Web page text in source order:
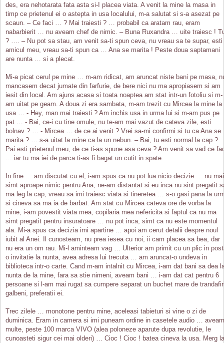
des, era nehotarata fata asta si-I placea viata. A venit la mine la masa in
timp ce prietenul ei o astepta in usa localului, m-a salutat si s-a asezat pe
scaun. – Ce faci … ? Mai traiesti ? … probabil ca aratam rau, eram
nabarbierit … nu aveam chef de nimic. – Buna Ruxandra … uite traiesc !
? …. – Nu pot sa stau, am venit sa-ti spun ceva, nu vreau sa te supar, esti
amicul meu, vreau sa-ti spun ca … Ana se marita ! Peste doua saptamani
are nunta … si a plecat.
Mi-a picat cerul pe mine … m-am ridicat, am aruncat niste bani pe masa,
mancasem decat jumate din farfurie, de bere nici nu ma apropiasem si am
iesit din local. Am ajuns acasa si toata noaptea am stat intr-un fotoliu si m-
am uitat pe geam. A doua zi era sambata, m-am trezit cu Mircea la mine la
usa … - Hey, man mai traiesti ? Am inchis usa in urma lui si m-am pus pe
pat … - Bai, ce-i cu tine omule, nu te-am mai vazut de cateva zile, esti
bolnav ? … - Mircea … de ce ai venit ? Vrei sa-mi confirmi si tu ca Ana se
marita ? … s-a uitat la mine ca la un nebun. – Bai, tu esti normal la cap ?
Pai esti prietenul meu, de ce ti-as spune asa ceva ? Am venit sa vad ce
… iar tu ma iei de parca ti-as fi bagat un cutit in spate.
In fine … am discutat cu el, i-am spus ca nu pot lua nicio decizie … nu mai
simt aproape nimic pentru Ana, ne-am distantat si eu inca nu sint pregatit
ma leg la cap, vreau sa imi traiesc viata si tineretea … s-o gasi pana la
si cineva sa ma ia de barbat. Am stat cu Mircea cateva ore de vorba la
mine, i-am povestit viata mea, copilaria mea nefericita si faptul ca nu ma
simt pregatit pentru insuratoare … nu pot inca, simt ca nu este momentul
ala. Mi-a spus ca decizia imi apartine … apoi am cerut detalii despre noul
iubit al Anei. Il cunosteam, nu prea iesea cu noi, ii cam placea sa bea, dar
nu era un om rau. Mi-l aminteam vag … Ulterior am primit cu un plic in
o invitatie la nunta, avea adresa lui trecuta … am aruncat-o undeva in
biblioteca intr-o carte. Cand m-am intalnit cu Mircea, i-am dat bani sa dea
nunta de la mine, fara sa stie nimeni, aveam bani … i-am dat cat pentru 6
persoane si l-am mai rugat sa cumpere separat un buchet mare de
galbeni, preferatii ei.
Trec zilele … monotone pentru mine, aceleasi tabieturi si vine o zi de
duminica. Eram in camera si imi puneam ordine in casetele audio … aveam
multe, peste 100 marca VIVO (alea poloneze aparute dupa revolutie, le
cunoasteti sigur cei mai olderi) … Cioc ! Cioc ! batea cineva la usa. Merg la